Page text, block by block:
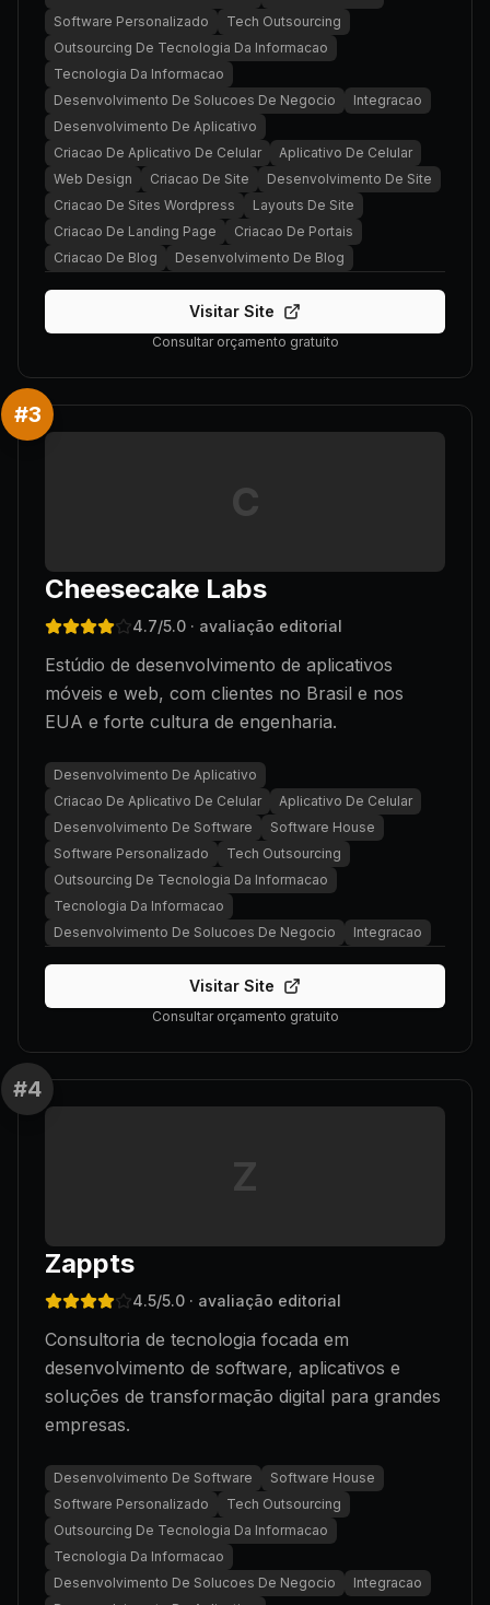
Software Personalizado
Tech Outsourcing
Outsourcing De Tecnologia Da Informacao
Tecnologia Da Informacao
Desenvolvimento De Solucoes De Negocio
Integracao
Desenvolvimento De Aplicativo
Criacao De Aplicativo De Celular
Aplicativo De Celular
Web Design
Criacao De Site
Desenvolvimento De Site
Criacao De Sites Wordpress
Layouts De Site
Criacao De Landing Page
Criacao De Portais
Criacao De Blog
Desenvolvimento De Blog
Visitar Site
Consultar orçamento gratuito
#3
C
Cheesecake Labs
4.7/5.0 · avaliação editorial
Estúdio de desenvolvimento de aplicativos
móveis e web, com clientes no Brasil e nos
EUA e forte cultura de engenharia.
Desenvolvimento De Aplicativo
Criacao De Aplicativo De Celular
Aplicativo De Celular
Desenvolvimento De Software
Software House
Software Personalizado
Tech Outsourcing
Outsourcing De Tecnologia Da Informacao
Tecnologia Da Informacao
Desenvolvimento De Solucoes De Negocio
Integracao
Visitar Site
Consultar orçamento gratuito
#4
Z
Zappts
4.5/5.0 · avaliação editorial
Consultoria de tecnologia focada em
desenvolvimento de software, aplicativos e
soluções de transformação digital para grandes
empresas.
Desenvolvimento De Software
Software House
Software Personalizado
Tech Outsourcing
Outsourcing De Tecnologia Da Informacao
Tecnologia Da Informacao
Desenvolvimento De Solucoes De Negocio
Integracao